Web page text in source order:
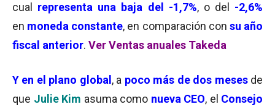
cual
representa una baja del -1,7%, o del -2,6%
en moneda constante, en comparación con su año
fiscal anterior. Ver Ventas anuales Takeda
Y en el plano global , a poco más de dos meses de
que Julie Kim asuma como nueva CEO, el Consejo